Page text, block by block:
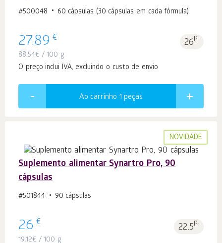
#500048 60 cápsulas (30 cápsulas em cada fórmula)
27.89 € 26p.
88.54€ / 100 g
O preço inclui IVA, excluindo o custo de envio
Ao carrinho 1 peças
NOVIDADE
Suplemento alimentar Synartro Pro, 90
cápsulas
#501844 90 cápsulas
26 € 22.5p.
19.12€ / 100 g